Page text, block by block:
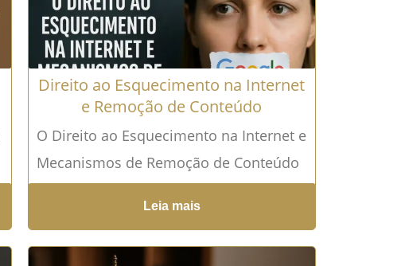
Direito ao Esquecimento na Internet
e Remoção de Conteúdo
O Direito ao Esquecimento na Internet e
Mecanismos de Remoção de Conteúdo
1. Introdução As redes digitais
transformaram a maneira como
registramos...Leia mais →
Leia mais